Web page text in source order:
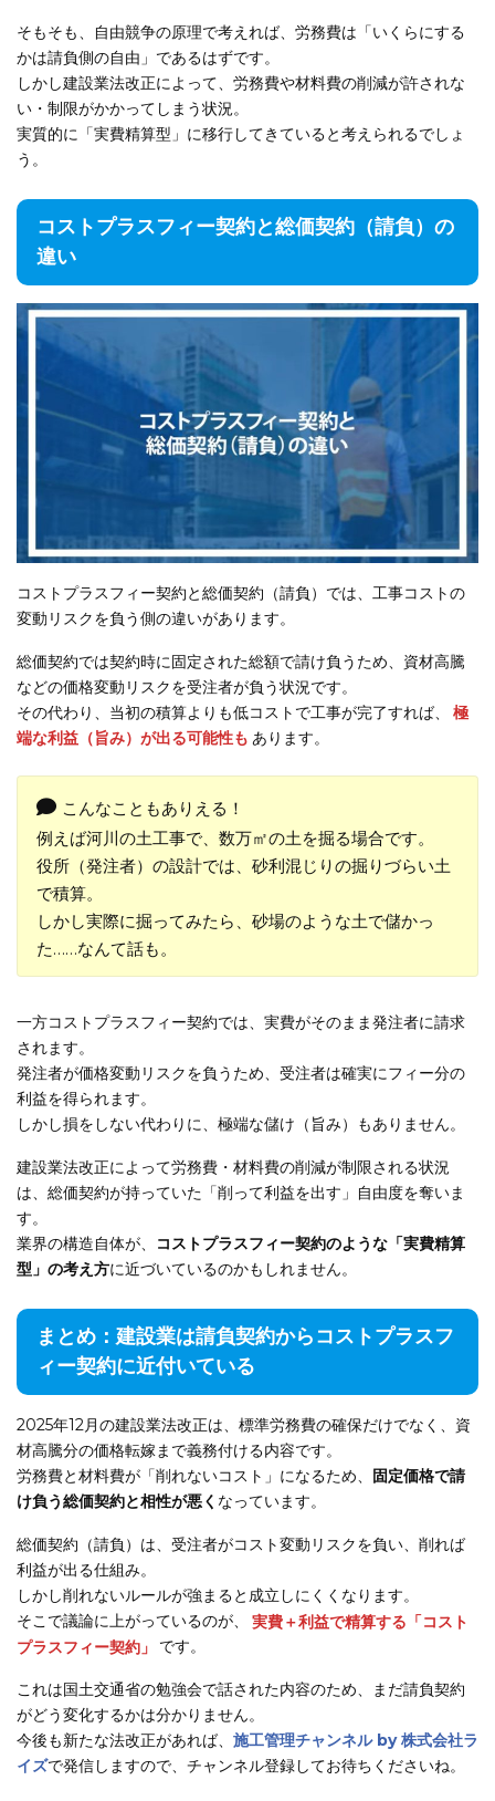
そもそも、自由競争の原理で考えれば、労務費は「いくらにする
かは請負側の自由」であるはずです。
しかし建設業法改正によって、労務費や材料費の削減が許されな
い・制限がかかってしまう状況。
実質的に「実費精算型」に移行してきていると考えられるでしょ
う。
コストプラスフィー契約と総価契約（請負）の
違い
コストプラスフィー契約と総価契約（請負）では、工事コストの
変動リスクを負う側の違いがあります。
総価契約では契約時に固定された総額で請け負うため、資材高騰
などの価格変動リスクを受注者が負う状況です。
その代わり、当初の積算よりも低コストで工事が完了すれば、
極
端な利益（旨み）が出る可能性も あります。
こんなこともありえる！
例えば河川の土工事で、数万㎡の土を掘る場合です。
役所（発注者）の設計では、砂利混じりの掘りづらい土
で積算。
しかし実際に掘ってみたら、砂場のような土で儲かっ
た……なんて話も。
一方コストプラスフィー契約では、実費がそのまま発注者に請求
されます。
発注者が価格変動リスクを負うため、受注者は確実にフィー分の
利益を得られます。
しかし損をしない代わりに、極端な儲け（旨み）もありません。
建設業法改正によって労務費・材料費の削減が制限される状況
は、総価契約が持っていた「削って利益を出す」自由度を奪いま
す。
業界の構造自体が、
コストプラスフィー契約のような「実費精算
型」の考え方に近づいているのかもしれません。
まとめ：建設業は請負契約からコストプラスフ
ィー契約に近付いている
2025年12月の建設業法改正は、標準労務費の確保だけでなく、資
材高騰分の価格転嫁まで義務付ける内容です。
労務費と材料費が「削れないコスト」になるため、
固定価格で請
け負う総価契約と相性が悪く なっています。
総価契約（請負）は、受注者がコスト変動リスクを負い、削れば
利益が出る仕組み。
しかし削れないルールが強まると成立しにくくなります。
そこで議論に上がっているのが、
実費＋利益で精算する「コスト
プラスフィー契約」
です。
これは国土交通省の勉強会で話された内容のため、まだ請負契約
がどう変化するかは分かりません。
今後も新たな法改正があれば、 施工管理チャンネル by 株式会社ラ
イズで発信しますので、チャンネル登録してお待ちくださいね。